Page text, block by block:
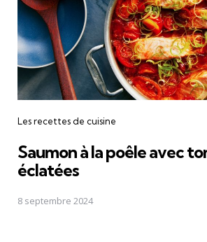
Les recettes de cuisine
Saumon à la poêle avec
éclatées
8 septembre 2024